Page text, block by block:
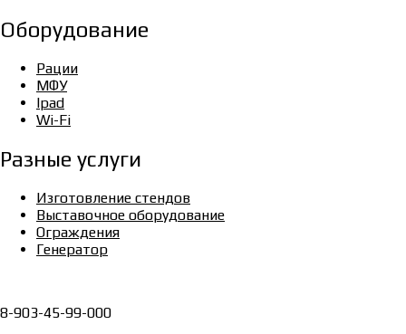
Оборудование
Рации
МФУ
Ipad
Wi-Fi
Разные услуги
Изготовление стендов
Выставочное оборудование
Ограждения
Генератор
8-903-45-99-000